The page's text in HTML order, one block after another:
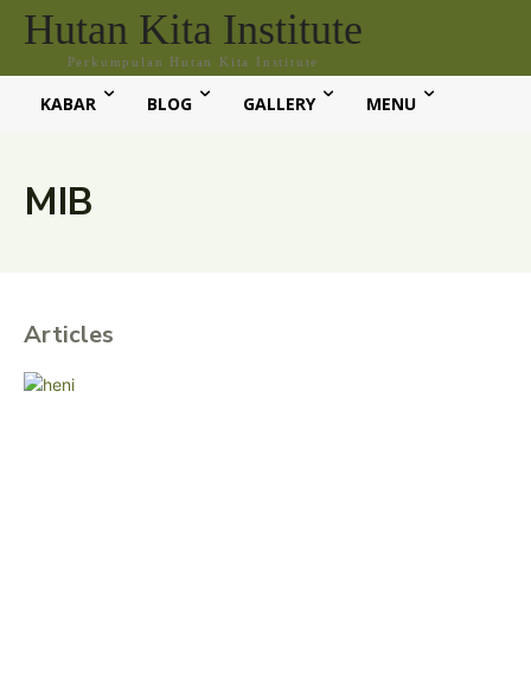
Hutan Kita Institute
Perkumpulan Hutan Kita Institute
KABAR BLOG GALLERY MENU
MIB
Articles